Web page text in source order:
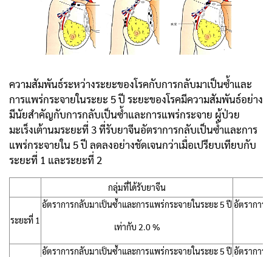
ความสัมพันธ์ระหว่างระยะของโรคกับการกลับมาเป็นซ้ำและ
การแพร่กระจายในระยะ 5 ปี ระยะของโรคมีความสัมพันธ์อย่าง
มีนัยสำคัญกับการกลับเป็นซ้ำและการแพร่กระจาย ผู้ป่วย
มะเร็งเต้านมระยะที่ 3 ที่รับยาจีนอัตราการกลับเป็นซ้ำและการ
แพร่กระจายใน 5 ปี ลดลงอย่างชัดเจนกว่าเมื่อเปรียบเทียบกับ
ระยะที่ 1 และระยะที่ 2
กลุ่มที่ได้รับยาจีน
ระยะที่ 1
อัตราการกลับมาเป็นซ้ำและการแพร่กระจายในระยะ 5 ปี
เท่ากับ 2.0 %
อัตราการ
อัตราการกลับมาเป็นซ้ำและการแพร่กระจายในระยะ 5 ปีอัตราการ